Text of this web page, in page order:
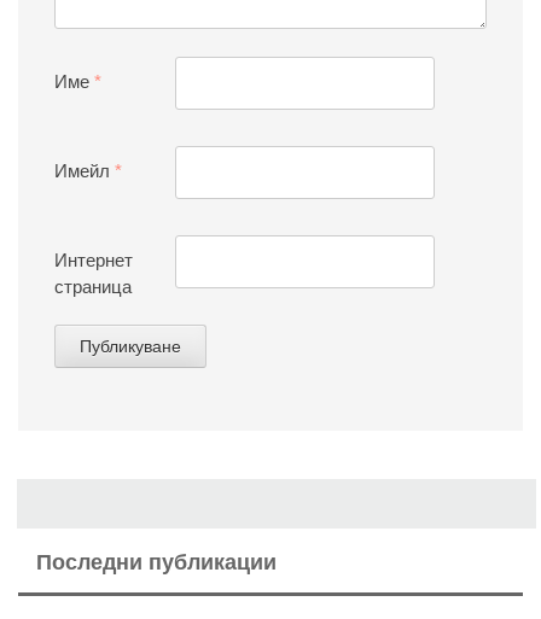
Име *
Имейл *
Интернет
страница
Последни публикации